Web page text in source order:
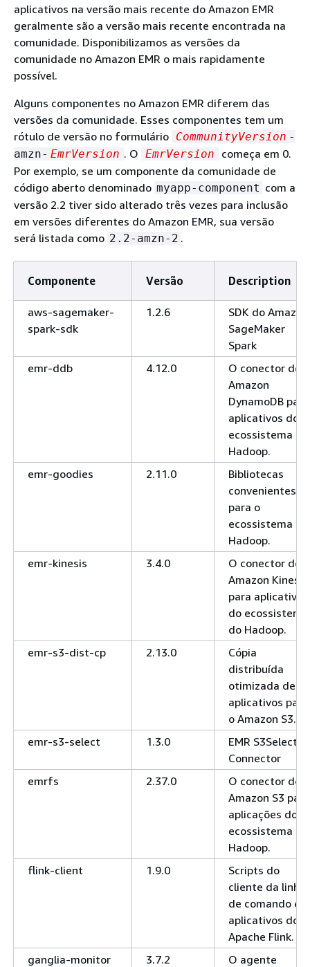
aplicativos na versão mais recente do Amazon EMR
geralmente são a versão mais recente encontrada na
comunidade. Disponibilizamos as versões da
comunidade no Amazon EMR o mais rapidamente
possível.
Alguns componentes no Amazon EMR diferem das
versões da comunidade. Esses componentes tem um
rótulo de versão no formulário CommunityVersion -
amzn- EmrVersion . O EmrVersion
começa em 0.
Por exemplo, se um componente da comunidade de
código aberto denominado myapp-component com a
versão 2.2 tiver sido alterado três vezes para inclusão
em versões diferentes do Amazon EMR, sua versão
será listada como 2.2-amzn-2 .
Componente Versão Description
aws-sagemaker-
spark-sdk
1.2.6
SDK do Amazon
SageMaker
Spark
emr-ddb
4.12.0
O conector do
Amazon
DynamoDB para
aplicativos do
ecossistema do
Hadoop.
emr-goodies
2.11.0
Bibliotecas
convenientes
para o
ecossistema do
Hadoop.
emr-kinesis
3.4.0
O conector do
Amazon Kinesis
para aplicativos
do ecossistema
do Hadoop.
emr-s3-dist-cp
2.13.0
Cópia
distribuída
otimizada de
aplicativos para
o Amazon S3.
emr-s3-select
1.3.0
EMR S3Select
Connector
emrfs
2.37.0
O conector do
Amazon S3 para
aplicações do
ecossistema do
Hadoop.
flink-client
1.9.0
Scripts do
cliente da linha
de comando e
aplicativos do
Apache Flink.
ganglia-monitor
3.7.2
O agente